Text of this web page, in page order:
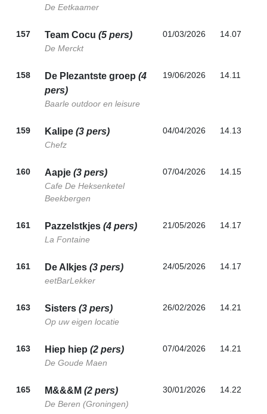
De Eetkaamer
157 Team Cocu (5 pers)
De Merckt
01/03/2026 14.07
158 De Plezantste groep (4
pers)
Baarle outdoor en leisure
19/06/2026 14.11
159 Kalipe (3 pers)
Chefz
04/04/2026 14.13
160 Aapje (3 pers)
Cafe De Heksenketel
Beekbergen
07/04/2026 14.15
161 Pazzelstkjes (4 pers)
La Fontaine
21/05/2026 14.17
161 De Alkjes (3 pers)
eetBarLekker
24/05/2026 14.17
163 Sisters (3 pers)
Op uw eigen locatie
26/02/2026 14.21
163 Hiep hiep (2 pers)
De Goude Maen
07/04/2026 14.21
165 M&&&M (2 pers)
De Beren (Groningen)
30/01/2026 14.22